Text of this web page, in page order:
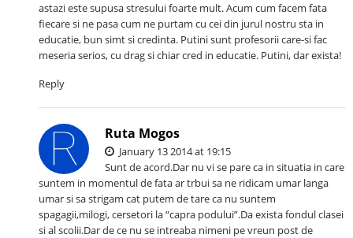
astazi este supusa stresului foarte mult. Acum cum facem fata
fiecare si ne pasa cum ne purtam cu cei din jurul nostru sta in
educatie, bun simt si credinta. Putini sunt profesorii care-si fac
meseria serios, cu drag si chiar cred in educatie. Putini, dar exista!
Reply
Ruta Mogos
January 13 2014 at 19:15
Sunt de acord.Dar nu vi se pare ca in situatia in care
suntem in momentul de fata ar trbui sa ne ridicam umar langa
umar si sa strigam cat putem de tare ca nu suntem
spagagii,milogi, cersetori la “capra podului”.Da exista fondul clasei
si al scolii.Dar de ce nu se intreaba nimeni pe vreun post de